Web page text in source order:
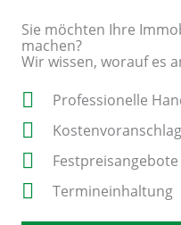
Sie möchten Ihre
machen?
Wir wissen, worauf es
Professionelle
Kostenvoranschlag
Festpreisangebote
Termineinhaltung